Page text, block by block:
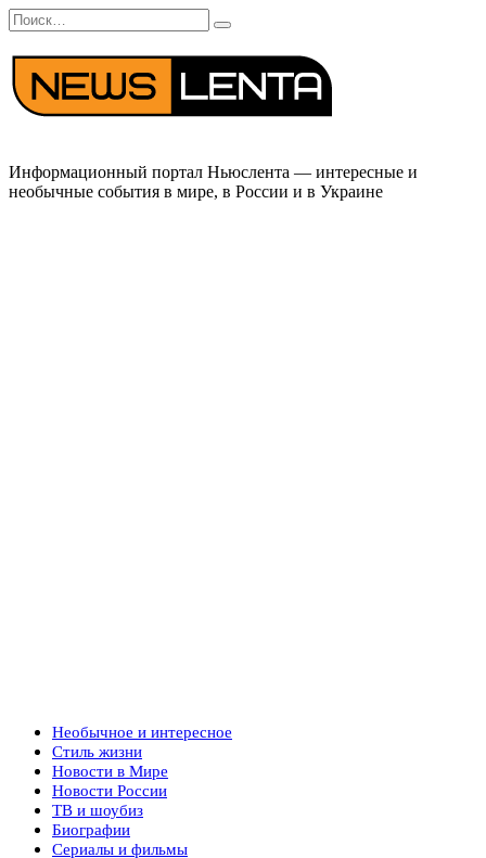
Перейти
к
содержанию
Search
for:
Информационный портал Ньюслента — интересные и
необычные события в мире, в России и в Украине
Необычное и интересное
Стиль жизни
Новости в Мире
Новости России
ТВ и шоубиз
Биографии
Сериалы и фильмы